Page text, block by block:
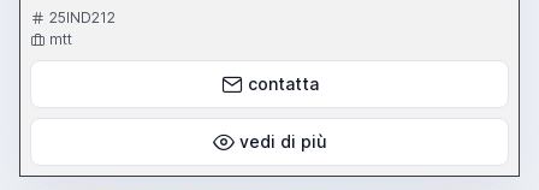
25IND212
mtt
contatta
vedi di più